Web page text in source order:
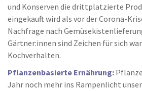
und Konserven die drittplatzierte
eingekauft wird als vor der Corona-
Nachfrage nach
Gärtner:innen sind Zeichen für sich
Kochverhalten.
Pflanzenbasierte Ernährung:
Jahr noch mehr ins Rampenlicht